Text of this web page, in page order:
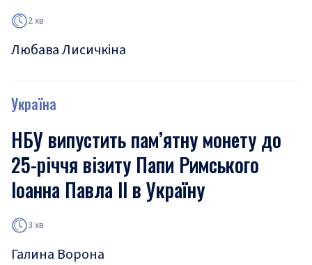
2 хв
Любава Лисичкіна
Україна
НБУ випустить пам’ятну монету до
25-річчя візиту Папи Римського
Іоанна Павла ІІ в Україну
3 хв
Галина Ворона